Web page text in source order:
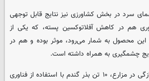
سرد در بخش کشاورزی نیز نتایج قابل توجهی
هم در کاهش آفلاتوکسین پسته، که یکی از
محصول به شمار می‌رود، موثر بوده و هم در
چشمگیری به همراه داشته است.
اسلامی ادامه داد: به‌تازگی در مزارع، ۱۰ تن بذر گندم با استفاده از فناوری